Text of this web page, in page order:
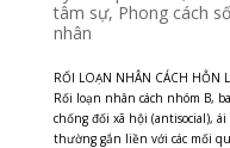
tâm sự, Phong cách
nhân
RỐI LOẠN NHÂN CÁCH HỖN
Rối loạn nhân cách nhóm B,
chống đối xã hội (antisocial),
thường gắn liền với các mối